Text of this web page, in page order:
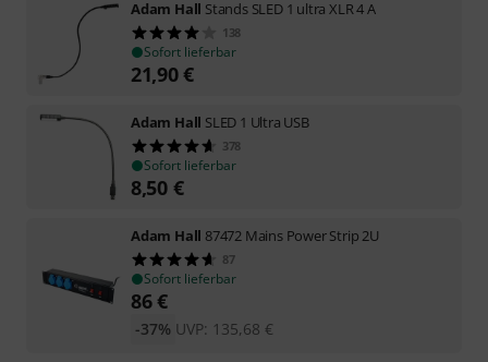
Adam Hall Stands SLED 1 ultra XLR 4 A
138
Sofort lieferbar
21,90€
Adam Hall SLED 1 Ultra USB
378
Sofort lieferbar
8,50 €
Adam Hall 87472 Mains Power Strip 2U
87
Sofort lieferbar
86€
UVP: 135,68 €
-37%